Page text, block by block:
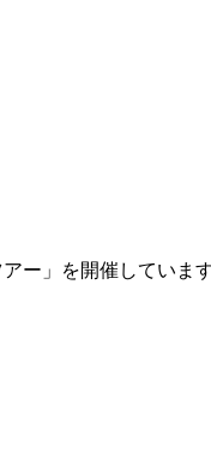
ー」を開催しています